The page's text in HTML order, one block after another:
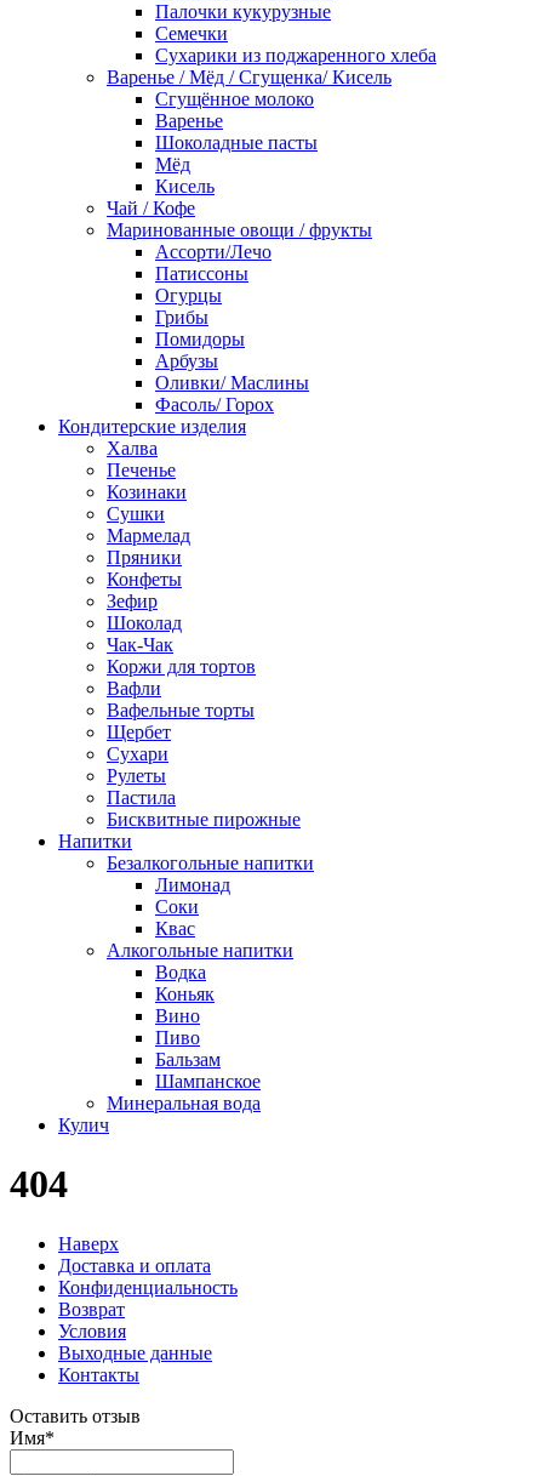
Палочки кукурузные
Семечки
Сухарики из поджаренного хлеба
Варенье / Мёд / Сгущенка/ Кисель
Сгущённое молоко
Варенье
Шоколадные пасты
Мёд
Кисель
Чай / Кофе
Маринованные овощи / фрукты
Ассорти/Лечо
Патиссоны
Огурцы
Грибы
Помидоры
Арбузы
Оливки/ Маслины
Фасоль/ Горох
Кондитерские изделия
Халва
Печенье
Козинаки
Сушки
Мармелад
Пряники
Конфеты
Зефир
Шоколад
Чак-Чак
Коржи для тортов
Вафли
Вафельные торты
Щербет
Сухари
Рулеты
Пастила
Бисквитные пирожные
Напитки
Безалкогольные напитки
Лимонад
Соки
Квас
Алкогольные напитки
Водка
Коньяк
Вино
Пиво
Бальзам
Шампанское
Минеральная вода
Кулич
404
Наверх
Доставка и оплата
Конфиденциальность
Возврат
Условия
Выходные данные
Контакты
Оставить отзыв
Имя*